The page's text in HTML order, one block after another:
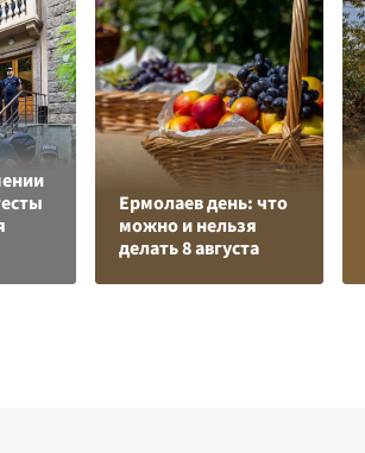
Ермолаев день: что
можно и нельзя
делать 8 августа